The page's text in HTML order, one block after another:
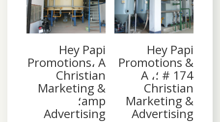
Hey Papi
Promotions &
# 174 ؛، A
Christian
Marketing &
Advertising
Hey Papi
Promotions، A
Christian
Marketing &
amp؛
Advertising